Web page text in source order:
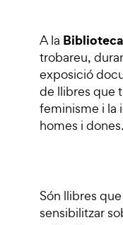
A la
trobareu,
exposició
de llibres que
feminisme i la
homes i dones.
Són llibres
sensibilitzar